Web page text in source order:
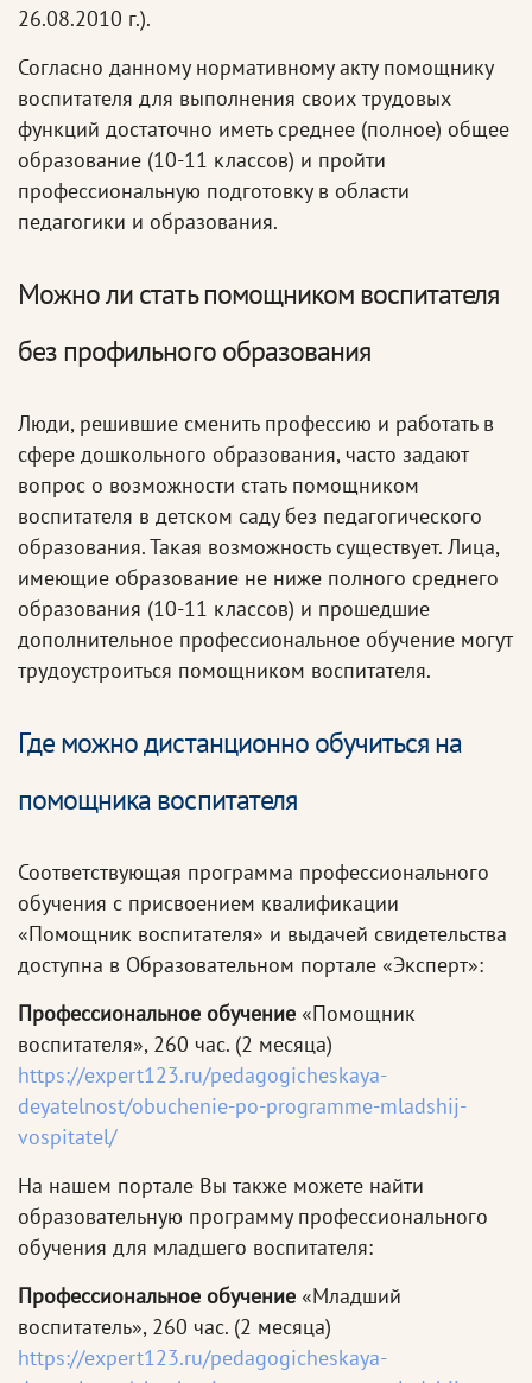
26.08.2010 г.).
Согласно данному нормативному акту помощнику
воспитателя для выполнения своих трудовых
функций достаточно иметь среднее (полное) общее
образование (10-11 классов) и пройти
профессиональную подготовку в области
педагогики и образования.
Можно ли стать помощником воспитателя
без профильного образования
Люди, решившие сменить профессию и работать в
сфере дошкольного образования, часто задают
вопрос о возможности стать помощником
воспитателя в детском саду без педагогического
образования. Такая возможность существует. Лица,
имеющие образование не ниже полного среднего
образования (10-11 классов) и прошедшие
дополнительное профессиональное обучение могут
трудоустроиться помощником воспитателя.
Где можно дистанционно обучиться на
помощника воспитателя
Соответствующая программа профессионального
обучения с присвоением квалификации
«Помощник воспитателя» и выдачей свидетельства
доступна в Образовательном портале «Эксперт»:
Профессиональное обучение «Помощник
воспитателя», 260 час. (2 месяца)
https://expert123.ru/pedagogicheskaya-
deyatelnost/obuchenie-po-programme-mladshij-
vospitatel/
На нашем портале Вы также можете найти
образовательную программу профессионального
обучения для младшего воспитателя:
Профессиональное обучение «Младший
воспитатель», 260 час. (2 месяца)
https://expert123.ru/pedagogicheskaya-